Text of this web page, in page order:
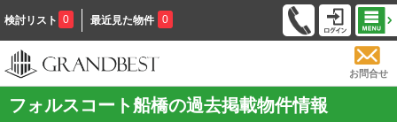
検討リスト 0 最近見た物件 0
お問合せ
フォルスコート船橋の過去掲載物件情報